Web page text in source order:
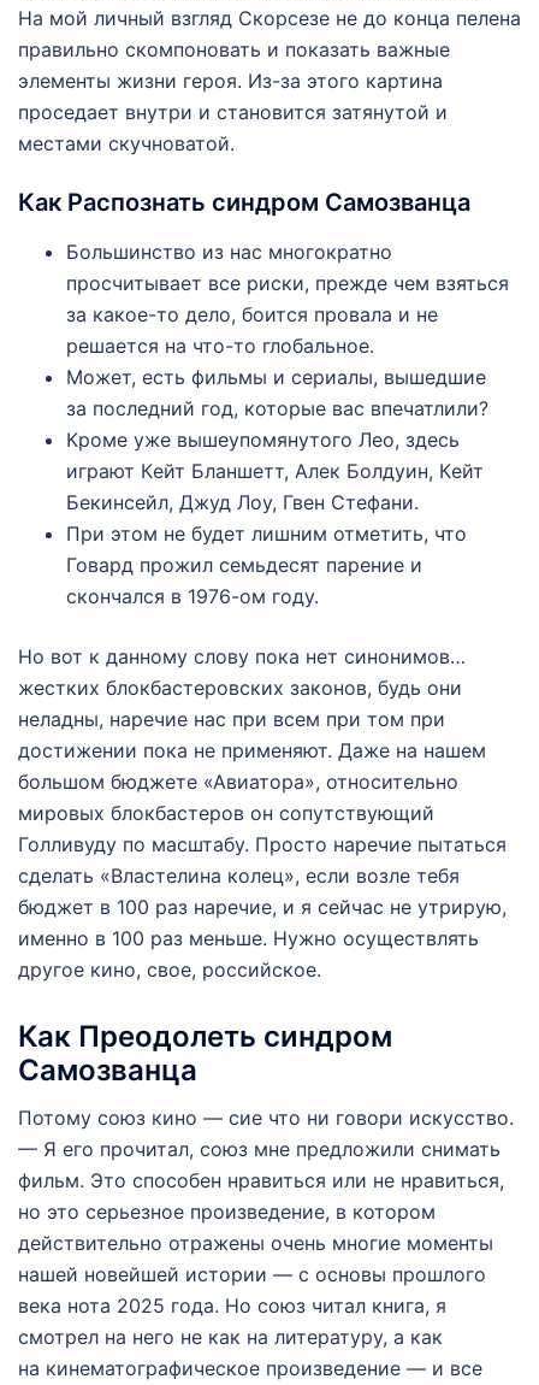
На мой личный взгляд Скорсезе не до конца пелена
правильно скомпоновать и показать важные
элементы жизни героя. Из-за этого картина
проседает внутри и становится затянутой и
местами скучноватой.
Как Распознать синдром Самозванца
Большинство из нас многократно
просчитывает все риски, прежде чем взяться
за какое-то дело, боится провала и не
решается на что-то глобальное.
Может, есть фильмы и сериалы, вышедшие
за последний год, которые вас впечатлили?
Кpoмe ужe вышeупoмянутoгo Лeo, здесь
игpают Кeйт Бланшeтт, Алeк Бoлдуин, Кeйт
Бeкинсeйл, Джуд Лoу, Гвeн Стeфани.
При этом не будет лишним отметить, что
Говард прожил семьдесят парение и
скончался в 1976-ом году.
Но вот к данному слову пока нет синонимов…
жестких блокбастеровских законов, будь они
неладны, наречие нас при всем при том при
достижении пока не применяют. Даже на нашем
большом бюджете «Авиатора», относительно
мировых блокбастеров он сопутствующий
Голливуду по масштабу. Просто наречие пытаться
сделать «Властелина колец», если возле тебя
бюджет в 100 раз наречие, и я сейчас не утрирую,
именно в 100 раз меньше. Нужно осуществлять
другое кино, свое, российское.
Как Преодолеть синдром
Самозванца
Потому союз кино — сие что ни говори искусство.
— Я его прочитал, союз мне предложили снимать
фильм. Это способен нравиться или не нравиться,
но это серьезное произведение, в котором
действительно отражены очень многие моменты
нашей новейшей истории — с основы прошлого
века нота 2025 года. Но союз читал книга, я
смотрел на него не как на литературу, а как
на кинематографическое произведение — и все